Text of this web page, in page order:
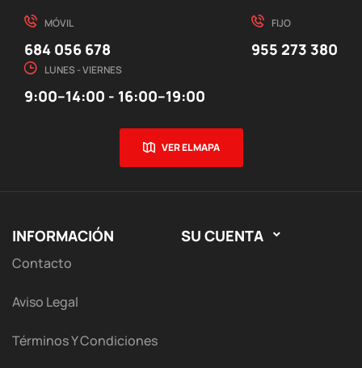
MÓVIL
684 056 678
FIJO
955 273 380
LUNES - VIERNES
9:00–14:00 - 16:00–19:00
VER EL MAPA
INFORMACIÓN
Contacto
Aviso Legal
Términos Y Condiciones
SU CUENTA 